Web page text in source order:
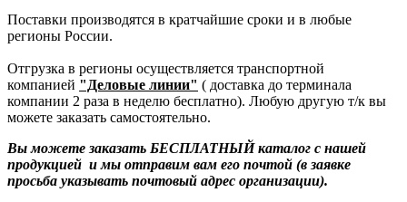
Поставки производятся в кратчайшие сроки и в любые
регионы России.
Отгрузка в регионы осуществляется транспортной
компанией "Деловые линии" ( доставка до терминала
компании 2 раза в неделю бесплатно). Любую другую т/к вы
можете заказать самостоятельно.
Вы можете заказать БЕСПЛАТНЫЙ каталог с нашей
продукцией и мы отправим вам его почтой (в заявке
просьба указывать почтовый адрес организации).